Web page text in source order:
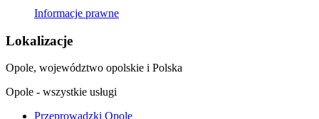
Informacje prawne
Lokalizacje
Opole, województwo opolskie i Polska
Opole - wszystkie usługi
Przeprowadzki Opole